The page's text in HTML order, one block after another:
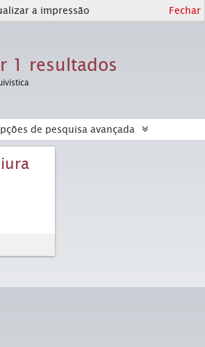
a impressão Fechar
1 resultados
de pesquisa avançada